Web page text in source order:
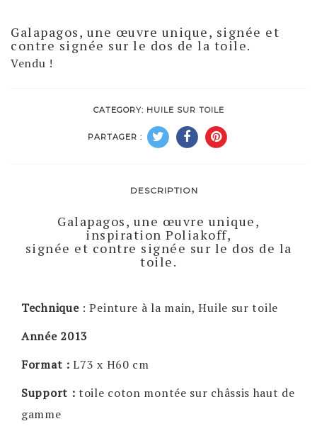
Galapagos, une œuvre unique, signée et
contre signée sur le dos de la toile.
Vendu !
CATEGORY: HUILE SUR TOILE
PARTAGER :
DESCRIPTION
Galapagos, une œuvre unique,
inspiration Poliakoff,
signée et contre signée sur le dos de la
toile.
Technique: Peinture à la main, Huile sur toile
Année 2013
Format : L73 x H60 cm
Support : toile coton montée sur châssis haut de
gamme